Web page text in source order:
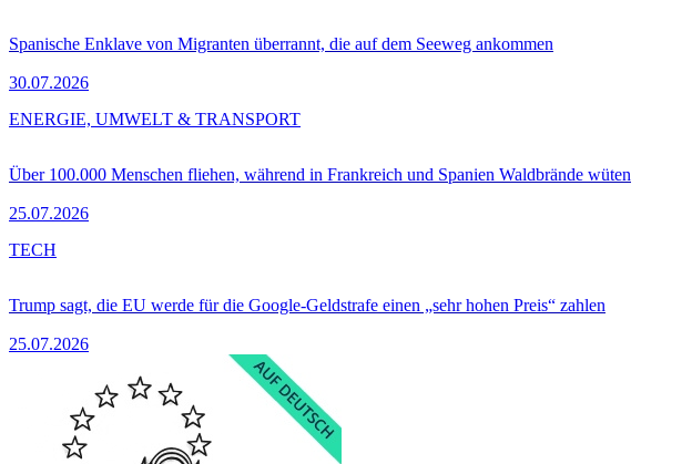
Spanische Enklave von Migranten überrannt, die auf dem Seeweg ankommen
30.07.2026
Über 100.000 Menschen fliehen, während in Frankreich und Spanien Waldbrände wüten
25.07.2026
ENERGIE, UMWELT & TRANSPORT
Trump sagt, die EU werde für die Google-Geldstrafe einen „sehr hohen Preis“ zahlen
25.07.2026
TECH